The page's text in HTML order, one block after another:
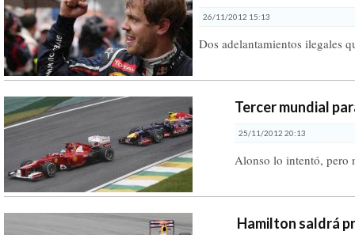
26/11/2012 15:13
Dos adelantamientos ilegales
Tercer mundial
25/11/2012 20:13
Alonso lo intentó, pero
Hamilton saldrá